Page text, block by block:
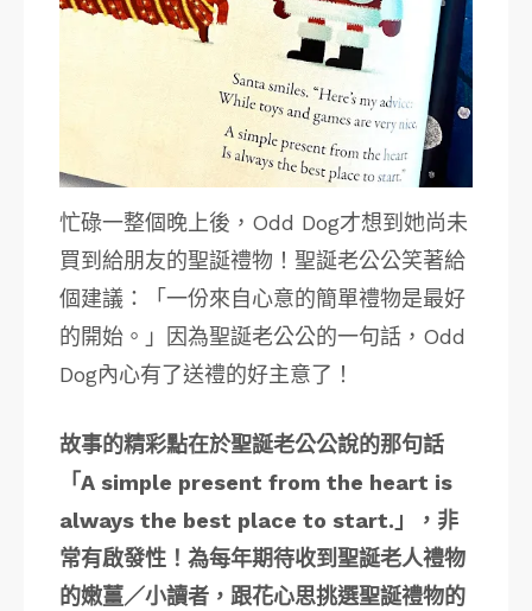
忙碌一整個晚上後，Odd Dog才想到她尚未
買到給朋友的聖誕禮物！聖誕老公公笑著給
個建議：「一份來自心意的簡單禮物是最好
的開始。」因為聖誕老公公的一句話，Odd
Dog內心有了送禮的好主意了！
故事的精彩點在於聖誕老公公說的那句話
「A simple present from the heart is
always the best place to start.」，非
常有啟發性！為每年期待收到聖誕老人禮物
的嫩薑／小讀者，跟花心思挑選聖誕禮物的